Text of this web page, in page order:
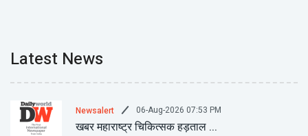
Latest News
Newsalert 06-Aug-2026 07:53 PM
खबर महाराष्ट्र चिकित्सक हड़ताल ...